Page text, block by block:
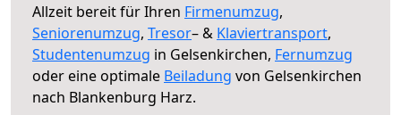
Allzeit bereit für Ihren Firmenumzug,
Seniorenumzug, Tresor– & Klaviertransport,
Studentenumzug in Gelsenkirchen, Fernumzug
oder eine optimale Beiladung von Gelsenkirchen
nach Blankenburg Harz.